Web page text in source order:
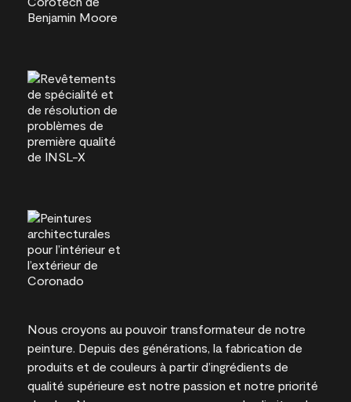
Nous croyons au pouvoir transformateur de notre
peinture. Depuis des générations, la fabrication de
produits et de couleurs à partir d’ingrédients de
qualité supérieure est notre passion et notre priorité